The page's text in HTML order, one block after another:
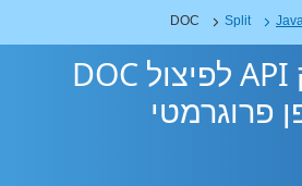
Split
DOC
Java ממשק API לפיצול DOC
פרוגרמטי